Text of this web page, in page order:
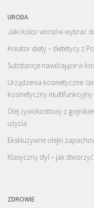
URODA
Jaki kolor włosów wybrać
Kreator diety – dietetycy z
Substancje nawilżające w
Urządzenia kosmetyczne:
kosmetyczny multifunkcyjny
Olej żywokostowy z
użycia
Ekskluzywne olejki
Klasyczny styl – jak
ZDROWIE